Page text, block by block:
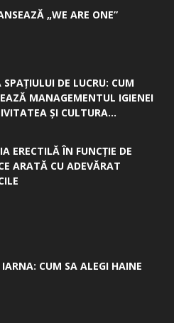
„WE ARE ONE”
SPAȚIULUI DE LUCRU: CUM
MANAGEMENTUL IGIENEI
ȘI CULTURA...
ERECTILĂ ÎN FUNCȚIE DE
ARATĂ CU ADEVĂRAT
CUM SA ALEGI HAINE